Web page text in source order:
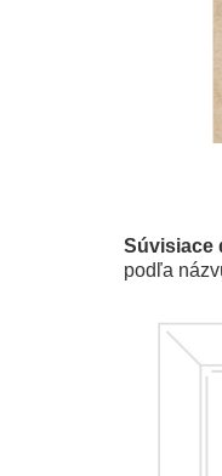
Súvisiace
podľa